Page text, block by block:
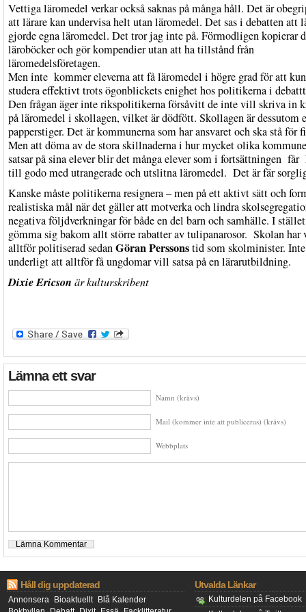
Vettiga läromedel verkar också saknas på många håll. Det är
att lärare kan undervisa helt utan läromedel. Det sas i debatten att
gjorde egna läromedel. Det tror jag inte på. Förmodligen kopierar
läroböcker och gör kompendier utan att ha tillstånd från
läromedelsföretagen.
Men inte kommer eleverna att få läromedel i högre grad för att
studera effektivt trots ögonblickets enighet hos politikerna i
Den frågan äger inte rikspolitikerna försåvitt de inte vill skriva in
på läromedel i skollagen, vilket är dödfött. Skollagen är dessutom
papperstiger. Det är kommunerna som har ansvaret och ska stå för
Men att döma av de stora skillnaderna i hur mycket olika
satsar på sina elever blir det många elever som i fortsättningen
till godo med utrangerade och utslitna läromedel. Det är fär
Kanske måste politikerna resignera – men på ett aktivt sätt och
realistiska mål när det gäller att motverka och lindra
negativa följdverkningar för både en del barn och samhälle. I
gömma sig bakom allt större rabatter av tulipanarosor. Skolan har
alltför politiserad sedanGöran Perssonstid som skolminister. Inte
underligt att alltför få ungdomar vill satsa på en lärarutbildning.
Dixie Ericson är kulturskribent
Lämna ett svar
Namn (krävs)
Mail (kommer inte att publiceras) (krävs)
Webbplats
Håll dig uppdaterad
Annonsera Bioaktuellt
Blå Kalender
Utvalda Länkar
Kulturdelen på Facebook